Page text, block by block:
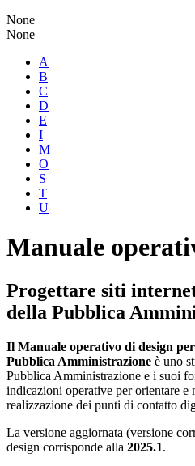
None
None
A
B
C
D
E
I
M
O
S
T
U
Manuale
Progettare siti
della Pubblica
Il Manuale operativo di design
Pubblica Amministrazione è uno
Pubblica Amministrazione e i suoi
indicazioni operative per orientare e
realizzazione dei punti di contatto
La versione aggiornata (versione
design corrisponde alla 2025.1.